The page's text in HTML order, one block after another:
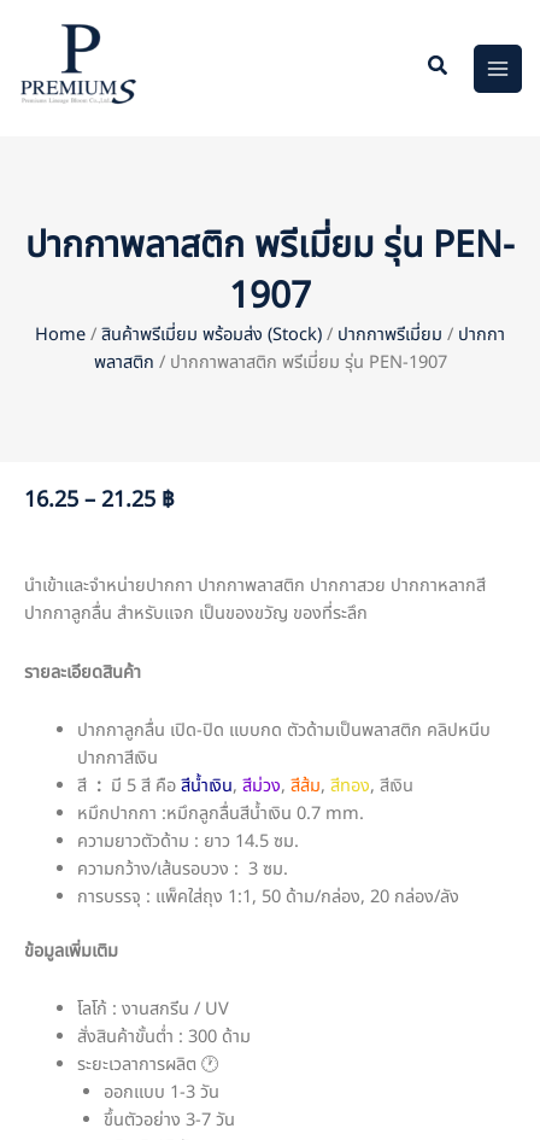
ปากกาพลาสติก พรีเมี่ยม รุ่น PEN-
1907
Home/สินค้าพรีเมี่ยม พร้อมส่ง (Stock)/ ปากกาพรีเมี่ยม / ปากกา
พลาสติก / ปากกาพลาสติก พรีเมี่ยม รุ่น PEN-1907
16.25 – 21.25 ฿
นำเข้าและจำหน่ายปากกา ปากกาพลาสติก ปากกาสวย ปากกาหลากสี
ปากกาลูกลื่น สำหรับแจก เป็นของขวัญ ของที่ระลึก
รายละเอียดสินค้า
ปากกาลูกลื่น เปิด-ปิด แบบกด ตัวด้ามเป็นพลาสติก คลิปหนีบ
ปากกาสีเงิน
สี:มี 5 สี คือสีน้ำเงิน, สีม่วง, สีส้ม, สีทอง, สีเงิน
หมึกปากกา :หมึกลูกลื่นสีน้ำเงิน 0.7 mm.
ความยาวตัวด้าม : ยาว 14.5 ซม.
ความกว้าง/เส้นรอบวง : 3 ซม.
การบรรจุ : แพ็คใส่ถุง 1:1, 50 ด้าม/กล่อง, 20 กล่อง/ลัง
ข้อมูลเพิ่มเติม
โลโก้ : งานสกรีน / UV
สั่งสินค้าขั้นต่ำ : 300 ด้าม
ระยะเวลาการผลิต 🕐
ออกแบบ 1-3 วัน
ขึ้นตัวอย่าง 3-7 วัน